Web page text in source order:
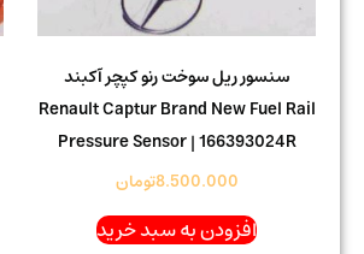
سنسور ریل سوخت رنو کپچر آکبند
Renault Captur Brand New Fuel Rail
Pressure Sensor | 166393024R
8.500.000تومان
افزودن به سبد خرید